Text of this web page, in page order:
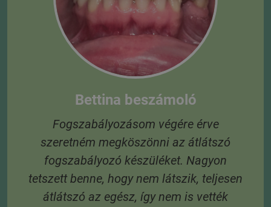
Bettina beszámoló
Fogszabályozásom végére érve
szeretném megköszönni az átlátszó
fogszabályozó készüléket. Nagyon
tetszett benne, hogy nem látszik, teljesen
átlátszó az egész, így nem is vették